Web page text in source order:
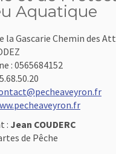
Aquatique
la Gascarie Chemin des
: 0565684152
: Jean COUDERC
de Pêche